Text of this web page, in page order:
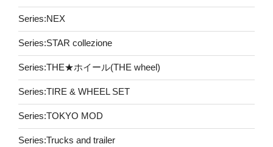
Series:NEX
Series:STAR collezione
Series:THE★ホイール(THE wheel)
Series:TIRE & WHEEL SET
Series:TOKYO MOD
Series:Trucks and trailer